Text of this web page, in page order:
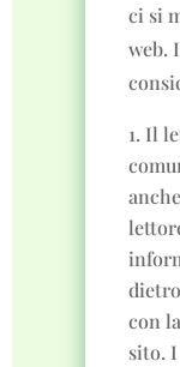
ci si
web.
Il
con
sito.